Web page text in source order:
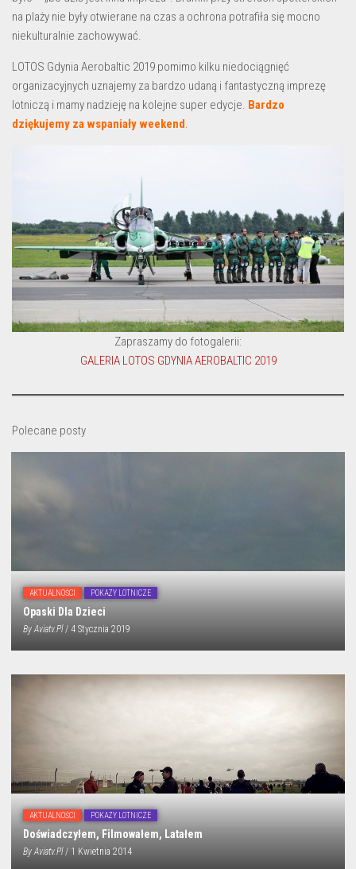
na plaży nie były otwierane na czas a ochrona potrafiła się mocno
niekulturalnie zachowywać.
LOTOS Gdynia Aerobaltic 2019 pomimo kilku niedociągnięć
organizacyjnych uznajemy za bardzo udaną i fantastyczną imprezę
lotniczą i mamy nadzieję na kolejne super edycje. Bardzo
dziękujemy za wspaniały weekend.
Zapraszamy do fotogalerii:
GALERIA LOTOS GDYNIA AEROBALTIC 2019
Polecane posty
AKTUALNOŚCI POKAZY LOTNICZE
Opaski Dla Dzieci
ByAviatv.pl/ 4 Stycznia 2019
AKTUALNOŚCI POKAZY LOTNICZE
Doświadczyłem, Filmowałem, Latałem
ByAviatv.pl/ 1 Kwietnia 2014